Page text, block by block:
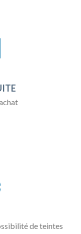
de teintes